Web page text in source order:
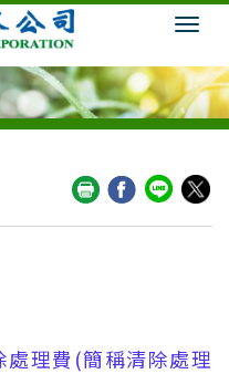
理費(簡稱清除處理